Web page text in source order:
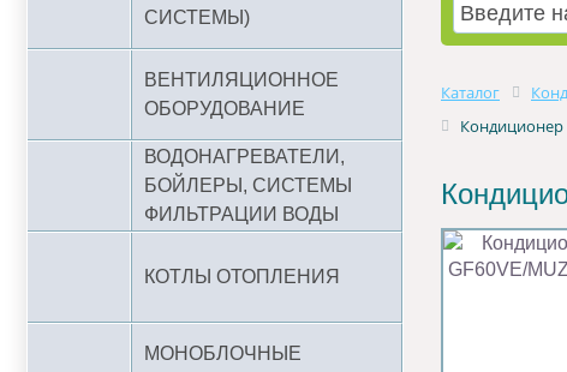
СИСТЕМЫ)
ВЕНТИЛЯЦИОННОЕ
ОБОРУДОВАНИЕ
ВОДОНАГРЕВАТЕЛИ,
БОЙЛЕРЫ, СИСТЕМЫ
ФИЛЬТРАЦИИ ВОДЫ
КОТЛЫ ОТОПЛЕНИЯ
МОНОБЛОЧНЫЕ
Каталог
Кондиционер